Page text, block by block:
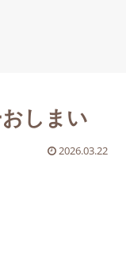
しまい
2026.03.22